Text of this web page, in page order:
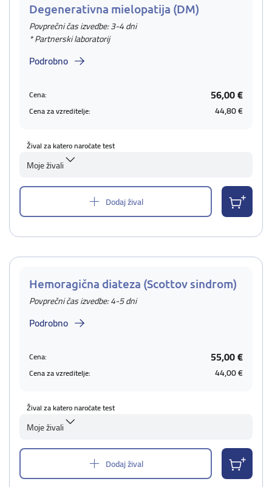
Degenerativna mielopatija (DM)
Povprečni čas izvedbe: 3-4 dni
* Partnerski laboratorij
Podrobno
Cena: 56,00 €
Cena za vzreditelje: 44,80 €
Žival za katero naročate test
Moje živali
Dodaj žival
Hemoragična diateza (Scottov sindrom)
Povprečni čas izvedbe: 4-5 dni
Podrobno
Cena: 55,00 €
Cena za vzreditelje: 44,00 €
Žival za katero naročate test
Moje živali
Dodaj žival